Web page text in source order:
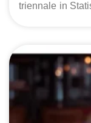
triennale in